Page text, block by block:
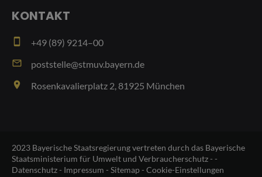
KONTAKT
smartphone +49 (89) 9214–00
email poststelle@stmuv.bayern.de
place Rosenkavalierplatz 2, 81925 München
2023 Bayerische Staatsregierung vertreten durch das Bayerische
Staatsministerium für Umwelt und Verbraucherschutz - -
Datenschutz- Impressum - Sitemap- Cookie-Einstellungen